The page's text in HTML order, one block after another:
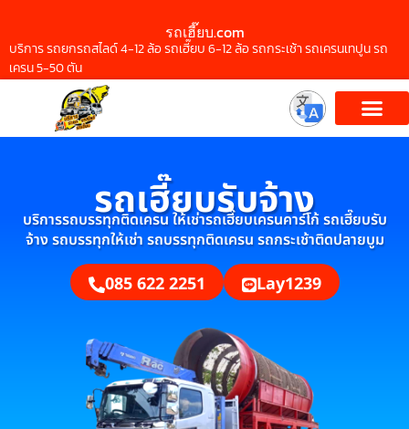
รถเฮี๊ยบ.com
บริการ รถยกรถสไลด์ 4-12 ล้อ รถเฮี๊ยบ 6-12 ล้อ รถกระเช้า รถเครนเทปูน รถ
เครน 5-50 ตัน
รถเฮี๊ยบรับจ้าง
บริการรถบรรทุกติดเครน ให้เช่ารถเฮี๊ยบเครนคาร์โก้ รถเฮี๊ยบรับ
จ้าง รถบรรทุกให้เช่า รถบรรทุกติดเครน รถกระเช้าติดปลายบูม
085 622 2251 Lay1239